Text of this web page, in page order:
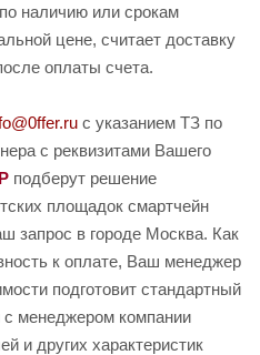
наличию или срокам
цене, считает доставку
оплаты счета.
с указанием ТЗ по
с реквизитами Вашего
подберут решение
площадок смартчейн
запрос в городе Москва. Как
к оплате, Ваш менеджер
подготовит стандартный
с менеджером компании
и других характеристик